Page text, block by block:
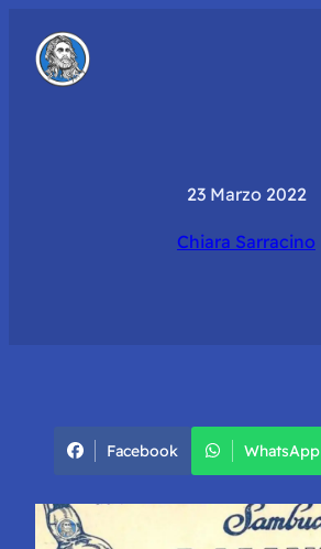
23 Marzo 2022
Chiara Sarracino
Facebook WhatsApp